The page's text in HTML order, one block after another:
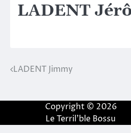
LADENT
Navigation
l’article
LADENT Jimmy
Copyright © 2026
Le Terril'ble Bossu